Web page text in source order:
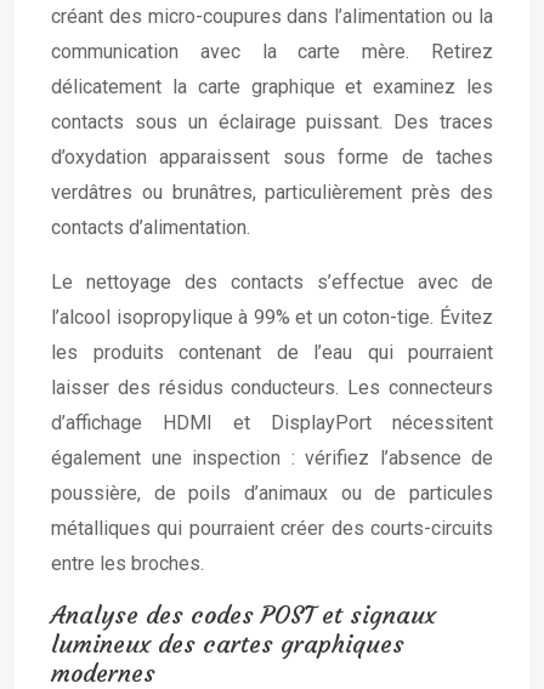
créant des micro-coupures dans l’alimentation ou la
communication avec la carte mère. Retirez
délicatement la carte graphique et examinez les
contacts sous un éclairage puissant. Des traces
d’oxydation apparaissent sous forme de taches
verdâtres ou brunâtres, particulièrement près des
contacts d’alimentation.
Le nettoyage des contacts s’effectue avec de
l’alcool isopropylique à 99% et un coton-tige. Évitez
les produits contenant de l’eau qui pourraient
laisser des résidus conducteurs. Les connecteurs
d’affichage HDMI et DisplayPort nécessitent
également une inspection : vérifiez l’absence de
poussière, de poils d’animaux ou de particules
métalliques qui pourraient créer des courts-circuits
entre les broches.
Analyse des codes POST et signaux
lumineux des cartes graphiques
modernes